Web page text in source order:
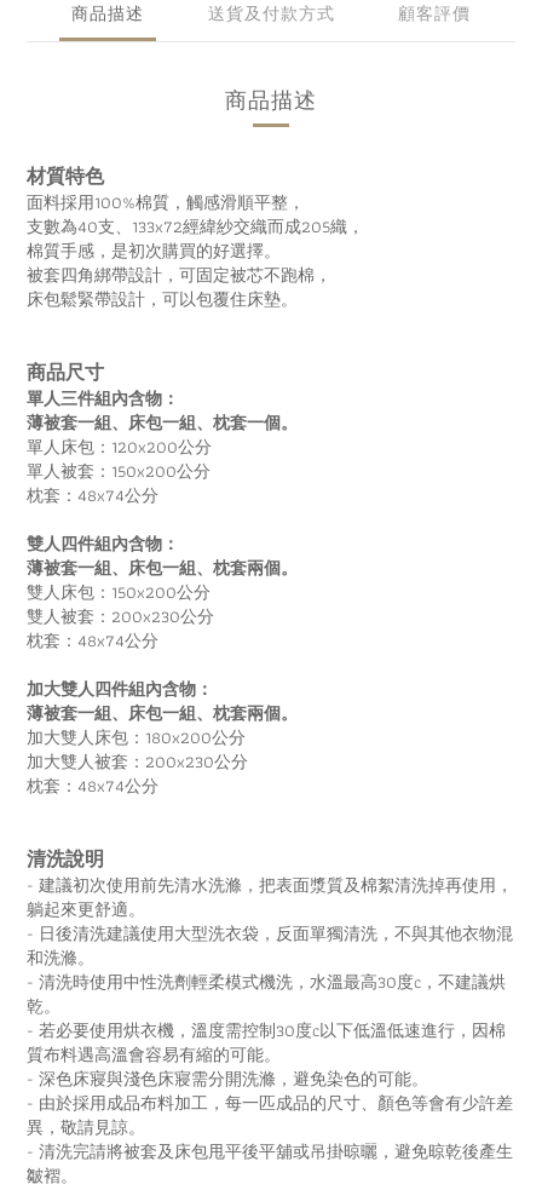
商品描述 送貨及付款方式 顧客評價
商品描述
材質特色
面料採用100%棉質，觸感滑順平整，
支數為40支、133x72經緯紗交織而成205織，
棉質手感，是初次購買的好選擇。
被套四角綁帶設計，可固定被芯不跑棉，
床包鬆緊帶設計，可以包覆住床墊。
商品尺寸
單人三件組內含物：
薄被套一組、床包一組、枕套一個。
單人床包：120x200公分
單人被套：150x200公分
枕套：48x74公分
雙人四件組內含物：
薄被套一組、床包一組、枕套兩個。
雙人床包：150x200公分
雙人被套：200x230公分
枕套：48x74公分
加大雙人四件組內含物：
薄被套一組、床包一組、枕套兩個。
加大雙人床包：180x200公分
加大雙人被套：200x230公分
枕套：48x74公分
清洗說明
- 建議初次使用前先清水洗滌，把表面漿質及棉絮清洗掉再使用，
躺起來更舒適。
- 日後清洗建議使用大型洗衣袋，反面單獨清洗， 不與其他衣物混
和洗滌。
- 清洗時使用中性洗劑輕柔模式機洗，水溫最高30度c， 不建議烘
乾。
- 若必要使用烘衣機，溫度需控制30度c以下低溫低速進行， 因棉
質布料遇高溫會容易有縮的可能。
- 深色床寢與淺色床寢需分開洗滌，避免染色的可能。
- 由於採用成品布料加工，每一匹成品的尺寸、顏色等會有少許差
異， 敬請見諒。
- 清洗完請將被套及床包甩平後平舖或吊掛晾曬， 避免晾乾後產生
皺褶。